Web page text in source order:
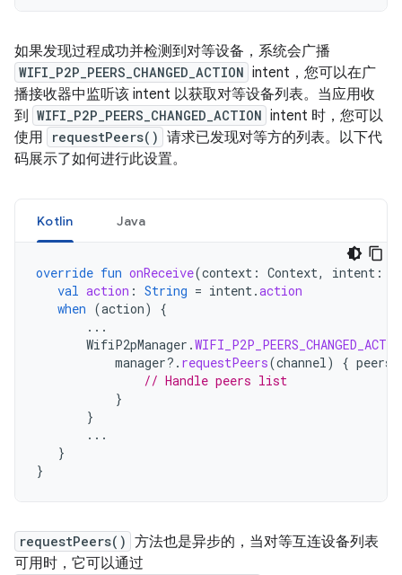
如果发现过程成功并检测到对等设备，系统会广播
WIFI_P2P_PEERS_CHANGED_ACTION intent，您可以在广
播接收器中监听该 intent 以获取对等设备列表。当应用收
到 WIFI_P2P_PEERS_CHANGED_ACTION intent 时，您可以
使用
requestPeers() 请求已发现对等方的列表。以下代
码展示了如何进行此设置。
Kotlin Java
override fun onReceive(context : Context, intent :
val action : String = intent.action
when (action)
{
...
WifiP2pManager .
manager?. requestPeers(channel) { peers
// Handle peers list
}
}
...
}
}
requestPeers() 方法也是异步的，当对等互连设备列表
可用时，它可以通过